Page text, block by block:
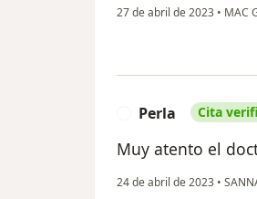
27 de abril de 2023 • MAC
Perla Cita
Muy atento el
24 de abril de 2023 •